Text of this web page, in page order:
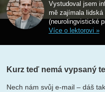
Vystudoval jsem
mě zajímala
(neurolingvistické
Více o lektorovi »
Kurz teď nemá vypsaný
Nech nám svůj e-mail – dáš